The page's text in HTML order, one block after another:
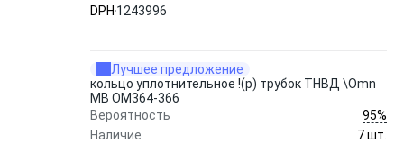
DPH 1243996
Лучшее предложение
кольцо уплотнительное !(р) трубок ТНВД \Omn
MB OM364-366
Вероятность
95%
Наличие
7 шт.